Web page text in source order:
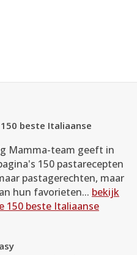
beste Italiaanse
Mamma-team geeft in
150 pastarecepten
pastagerechten, maar
hun favorieten... bekijk
150 beste Italiaanse